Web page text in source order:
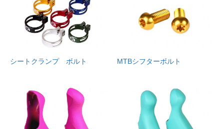
シートクランプ ボルト MTBシフターボルト